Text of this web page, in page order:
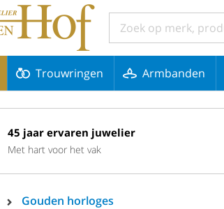
Trouwringen Armbanden
45 jaar ervaren juwelier
Met hart voor het vak
Gouden horloges